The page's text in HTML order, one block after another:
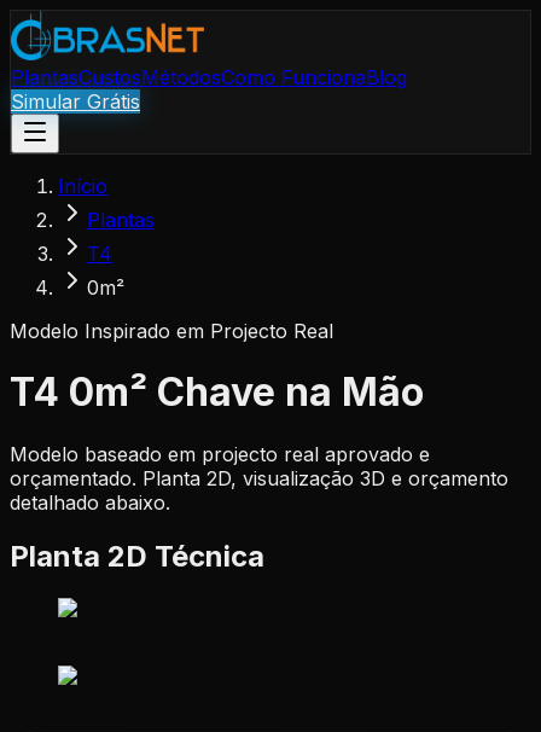
PlantasCustosMétodosComo FuncionaBlog
Simular Grátis
Início
Plantas
T4
0m²
Modelo Inspirado em Projecto Real
T4 0m² Chave na Mão
Modelo baseado em projecto real aprovado e
orçamentado. Planta 2D, visualização 3D e orçamento
detalhado abaixo.
Planta 2D Técnica